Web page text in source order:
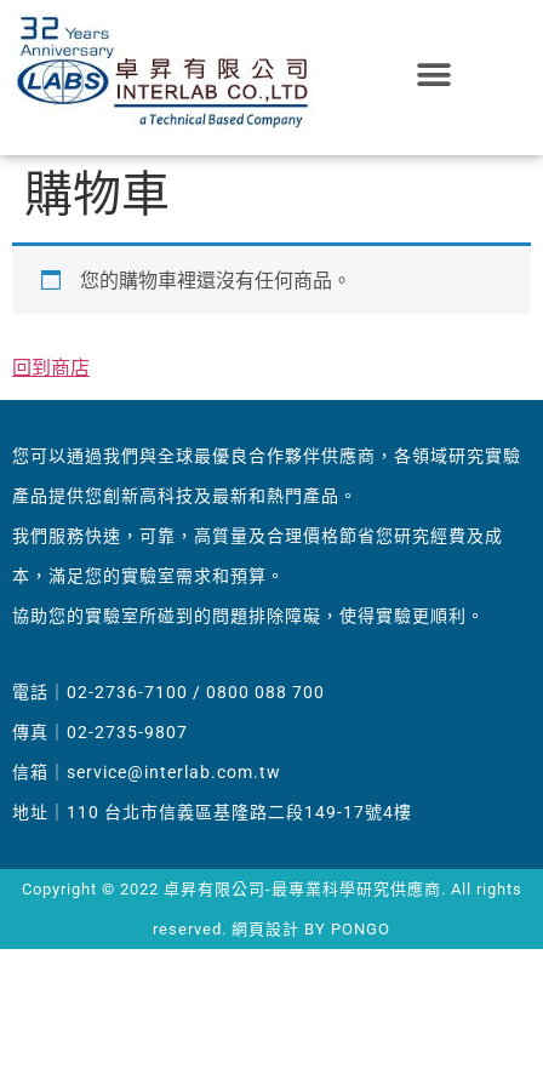
購物車
您的購物車裡還沒有任何商品。
回到商店
您可以通過我們與全球最優良合作夥伴供應商，各領域研究實驗
產品提供您創新高科技及最新和熱門產品。
我們服務快速，可靠，高質量及合理價格節省您研究經費及成
本，滿足您的實驗室需求和預算。
協助您的實驗室所碰到的問題排除障礙，使得實驗更順利。
電話｜02-2736-7100 / 0800 088 700
傳真｜02-2735-9807
信箱｜ service@interlab.com.tw
地址｜110 台北市信義區基隆路二段149-17號4樓
Copyright © 2022 卓昇有限公司-最專業科學研究供應商. All rights
reserved. 網頁設計 BY PONGO